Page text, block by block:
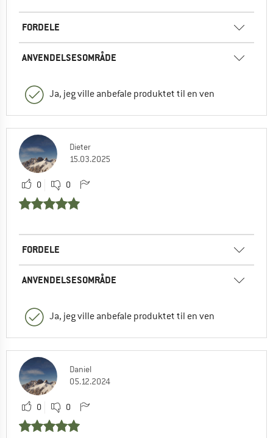
FORDELE
ANVENDELSESOMRÅDE
Ja, jeg ville anbefale produktet til en ven
Dieter
15.03.2025
0 0
FORDELE
ANVENDELSESOMRÅDE
Ja, jeg ville anbefale produktet til en ven
Daniel
05.12.2024
0 0